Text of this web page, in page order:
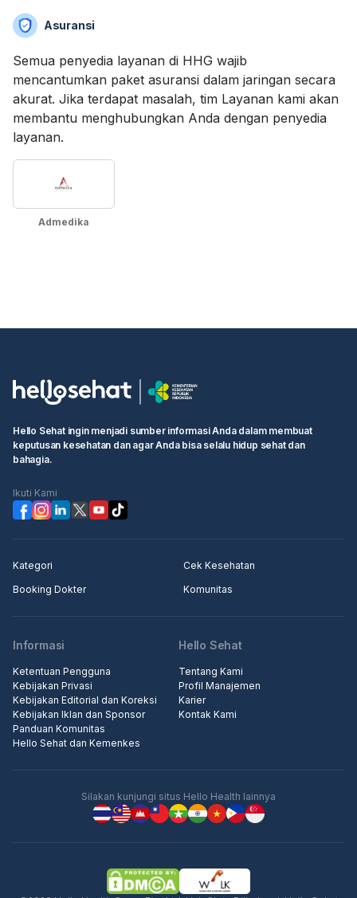
Asuransi
Semua penyedia layanan di HHG wajib
mencantumkan paket asuransi dalam jaringan secara
akurat. Jika terdapat masalah, tim Layanan kami akan
membantu menghubungkan Anda dengan penyedia
layanan.
Admedika
Hello Sehat ingin menjadi sumber informasi Anda dalam membuat
keputusan kesehatan dan agar Anda bisa selalu hidup sehat dan
bahagia.
Ikuti Kami
Kategori
Cek Kesehatan
Booking Dokter
Komunitas
Informasi
Ketentuan Pengguna
Kebijakan Privasi
Kebijakan Editorial dan Koreksi
Kebijakan Iklan dan Sponsor
Panduan Komunitas
Hello Sehat dan Kemenkes
Hello Sehat
Tentang Kami
Profil Manajemen
Karier
Kontak Kami
Silakan kunjungi situs Hello Health lainnya